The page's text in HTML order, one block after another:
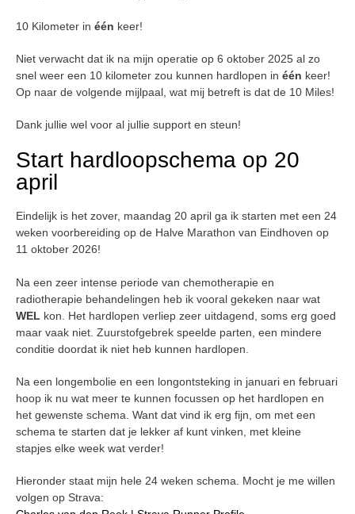
10 Kilometer in één keer!
Niet verwacht dat ik na mijn operatie op 6 oktober 2025 al zo
snel weer een 10 kilometer zou kunnen hardlopen in één keer!
Op naar de volgende mijlpaal, wat mij betreft is dat de 10 Miles!
Dank jullie wel voor al jullie support en steun!
Start hardloopschema op 20
april
Eindelijk is het zover, maandag 20 april ga ik starten met een 24
weken voorbereiding op de Halve Marathon van Eindhoven op
11 oktober 2026!
Na een zeer intense periode van chemotherapie en
radiotherapie behandelingen heb ik vooral gekeken naar wat
WEL kon. Het hardlopen verliep zeer uitdagend, soms erg goed
maar vaak niet. Zuurstofgebrek speelde parten, een mindere
conditie doordat ik niet heb kunnen hardlopen.
Na een longembolie en een longontsteking in januari en februari
hoop ik nu wat meer te kunnen focussen op het hardlopen en
het gewenste schema. Want dat vind ik erg fijn, om met een
schema te starten dat je lekker af kunt vinken, met kleine
stapjes elke week wat verder!
Hieronder staat mijn hele 24 weken schema. Mocht je me willen
volgen op Strava: